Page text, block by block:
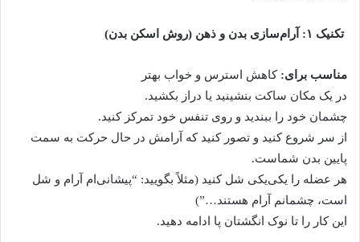
تکنیک ۱: آرام‌سازی بدن و ذهن (روش اسکن بدن)
مناسب برای: کاهش استرس و خواب بهتر
در یک مکان ساکت بنشینید یا دراز بکشید.
چشمان خود را ببندید و روی تنفس خود تمرکز کنید.
از سر شروع کنید و تصور کنید که آرامش در حال حرکت به سمت
پایین بدن شماست.
هر عضله را یکی‌یکی شل کنید (مثلاً بگویید: “پیشانی‌ام آرام و شل
است، چشمانم آرام هستند…”)
این کار را تا نوک انگشتان پا ادامه دهید.